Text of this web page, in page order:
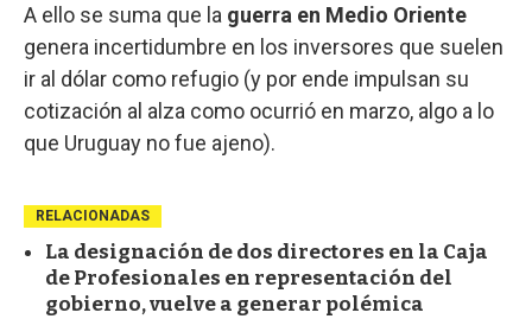
A ello se suma que la guerra en Medio Oriente
genera incertidumbre en los inversores que suelen
ir al dólar como refugio (y por ende impulsan su
cotización al alza como ocurrió en marzo, algo a lo
que Uruguay no fue ajeno).
RELACIONADAS
La designación de dos directores en la Caja
de Profesionales en representación del
gobierno, vuelve a generar polémica